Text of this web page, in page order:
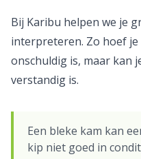
Bij Karibu helpen we je
interpreteren. Zo hoef
onschuldig is, maar kan
verstandig is.
Een bleke kam kan
kip niet goed in